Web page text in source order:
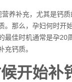
养补充，尤其是钙
。那么，孕妇何时开
最佳时机通常是孕20
充钙质。
开始补